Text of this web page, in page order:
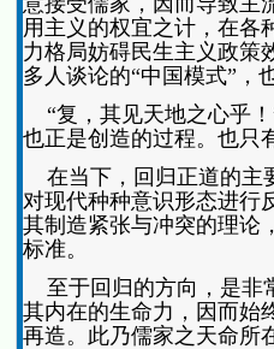
用主义的权宜之计，在各
力格局妨碍民生主义政策
多人谈论的“中国模式”，
“复，其见天地之心乎！
也正是创造的过程。也只
在当下，回归正道的主
对现代种种意识形态进行
其制造紧张与冲突的理论
标准。
至于回归的方向，是非
其内在的生命力，因而始
再造。此乃儒家之天命所